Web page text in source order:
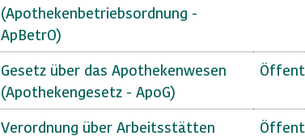
(Apothekenbetriebsordnung -
ApBetrO)
Gesetz über das Apothekenwesen
(Apothekengesetz - ApoG)
Verordnung über Arbeitsstätten